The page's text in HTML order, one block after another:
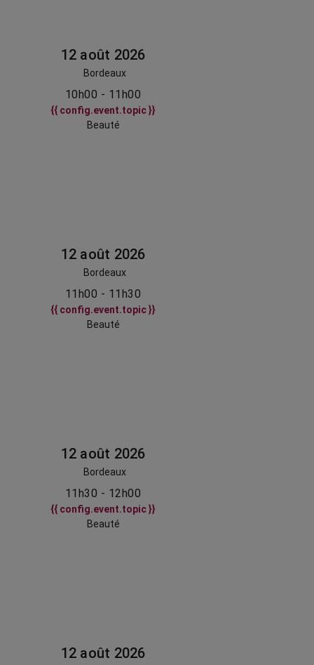
12 août 2026
Bordeaux
10h00 - 11h00
{{ config.event.topic }}
Beauté
12 août 2026
Bordeaux
11h00 - 11h30
{{ config.event.topic }}
Beauté
12 août 2026
Bordeaux
11h30 - 12h00
{{ config.event.topic }}
Beauté
12 août 2026